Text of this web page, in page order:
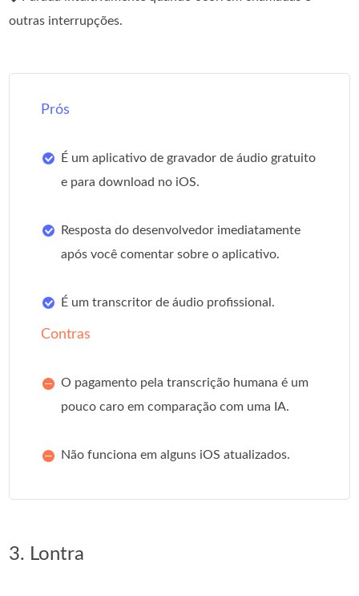
outras interrupções.
Prós
É um aplicativo de gravador de áudio gratuito
e para download no iOS.
Resposta do desenvolvedor imediatamente
após você comentar sobre o aplicativo.
É um transcritor de áudio profissional.
Contras
O pagamento pela transcrição humana é um
pouco caro em comparação com uma IA.
Não funciona em alguns iOS atualizados.
3. Lontra